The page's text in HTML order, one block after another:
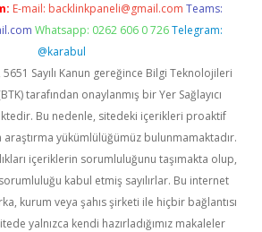
E-mail: backlinkpaneli@gmail.com Teams:
Whatsapp: 0262 606 0 726 Telegram:
@karabul
5651 Sayılı Kanun gereğince Bilgi Teknolojileri
tarafından onaylanmış bir Yer Sağlayıcı
Bu nedenle, sitedeki içerikleri proaktif
yükümlülüğümüz bulunmamaktadır.
içeriklerin sorumluluğunu taşımakta olup,
kabul etmiş sayılırlar. Bu internet
kurum veya şahıs şirketi ile hiçbir bağlantısı
yalnızca kendi hazırladığımız makaleler